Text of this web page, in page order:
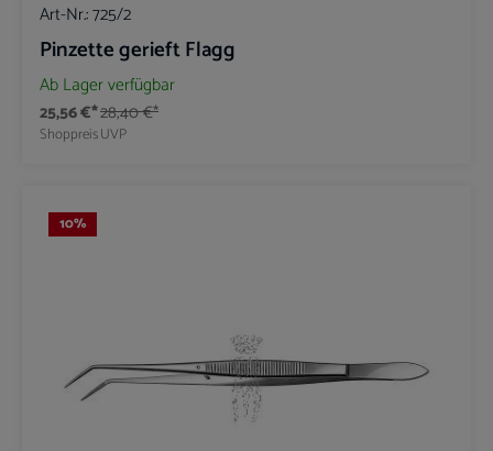
Art-Nr.:725/2
Pinzette gerieft Flagg
Ab Lager verfügbar
25,56 €*
Shoppreis
28,40 €*
UVP
10%